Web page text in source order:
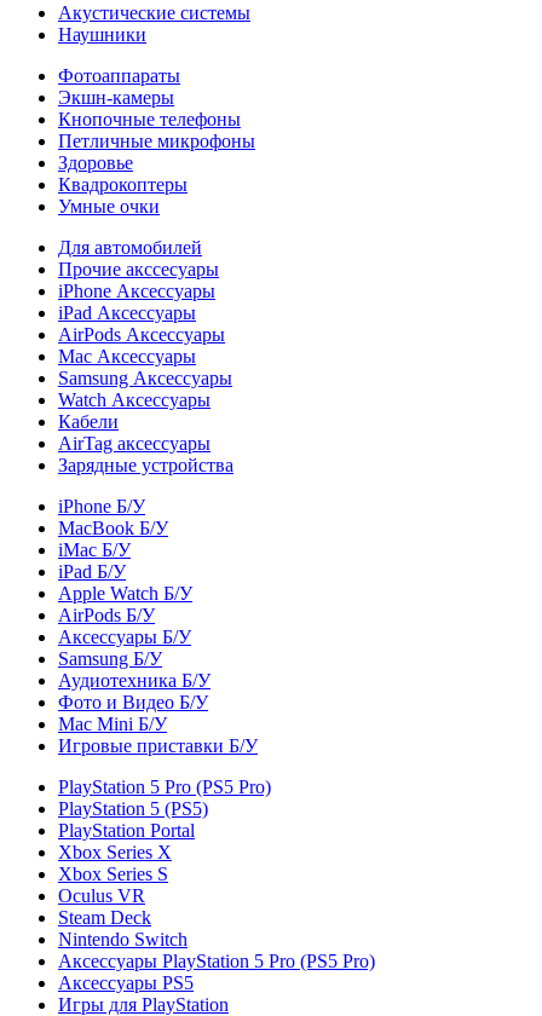
Акустические системы
Наушники
Фотоаппараты
Экшн-камеры
Кнопочные телефоны
Петличные микрофоны
Здоровье
Квадрокоптеры
Умные очки
Для автомобилей
Прочие акссесуары
iPhone Аксессуары
iPad Аксессуары
AirPods Аксессуары
Mac Аксессуары
Samsung Аксессуары
Watch Аксессуары
Кабели
AirTag аксессуары
Зарядные устройства
iPhone Б/У
MacBook Б/У
iMac Б/У
iPad Б/У
Apple Watch Б/У
AirPods Б/У
Аксессуары Б/У
Samsung Б/У
Аудиотехника Б/У
Фото и Видео Б/У
Mac Mini Б/У
Игровые приставки Б/У
PlayStation 5 Pro (PS5 Pro)
PlayStation 5 (PS5)
PlayStation Portal
Xbox Series X
Xbox Series S
Oculus VR
Steam Deck
Nintendo Switch
Аксессуары PlayStation 5 Pro (PS5 Pro)
Аксессуары PS5
Игры для PlayStation